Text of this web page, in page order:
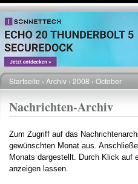
Direkt
zum
Inhalt
Pfadnavigation
Startseite Archiv 2008 October
Nachrichten-Archiv
Zum Zugriff auf das
gewünschten Monat aus.
Monats dargestellt. Durch Klick auf
anzeigen lassen.